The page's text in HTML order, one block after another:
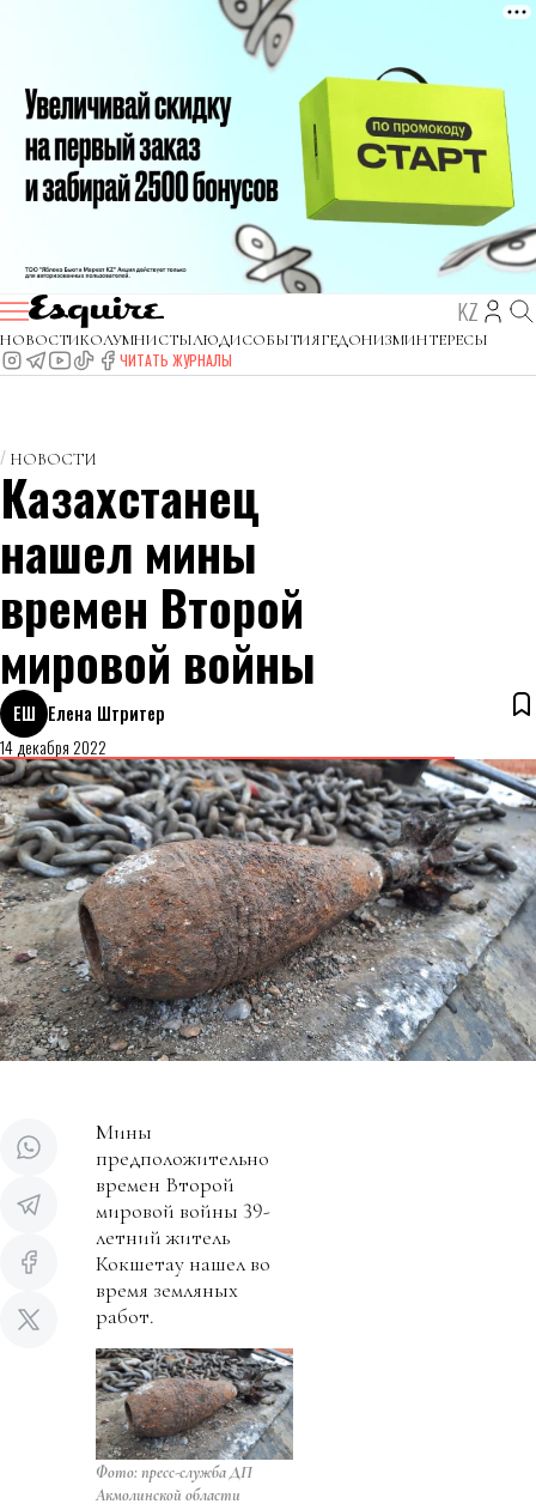
KZ
НОВОСТИКОЛУМНИСТЫЛЮДИСОБЫТИЯГЕДОНИЗМИНТЕРЕСЫ
ЧИТАТЬ ЖУРНАЛЫ
НОВОСТИ
Казахстанец
нашел мины
времен Второй
мировой войны
ЕШ Елена Штритер
14 декабря 2022
Мины
предположительно
времен Второй
мировой войны 39-
летний житель
Кокшетау нашел во
время земляных
работ.
Фото: пресс-служба ДП
Акмолинской области